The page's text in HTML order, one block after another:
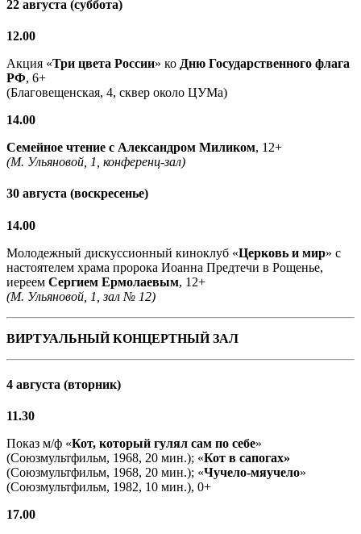
22 августа (суббота)
12.00
Акция «Три цвета России» ко Дню Государственного флага
РФ, 6+
(Благовещенская, 4, сквер около ЦУМа)
14.00
Семейное чтение с Александром Миликом, 12+
(М. Ульяновой, 1, конференц-зал)
30 августа (воскресенье)
14.00
Молодежный дискуссионный киноклуб «Церковь и мир» с
настоятелем храма пророка Иоанна Предтечи в Рощенье,
иереем Сергием Ермолаевым, 12+
(М. Ульяновой, 1, зал № 12)
ВИРТУАЛЬНЫЙ КОНЦЕРТНЫЙ ЗАЛ
4 августа (вторник)
11.30
Показ м/ф «Кот, который гулял сам по себе»
(Союзмультфильм, 1968, 20 мин.); «Кот в сапогах»
(Союзмультфильм, 1968, 20 мин.); «Чучело-мяучело»
(Союзмультфильм, 1982, 10 мин.), 0+
17.00